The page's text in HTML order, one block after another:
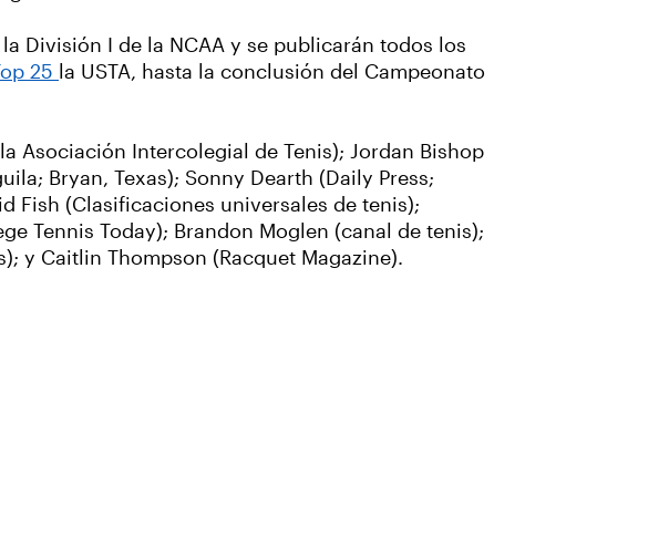
División I de la NCAA y se publicarán todos los
25 la USTA, hasta la conclusión del Campeonato
Asociación Intercolegial de Tenis); Jordan Bishop
Bryan, Texas); Sonny Dearth (Daily Press;
Fish (Clasificaciones universales de tenis);
Tennis Today); Brandon Moglen (canal de tenis);
y Caitlin Thompson (Racquet Magazine).